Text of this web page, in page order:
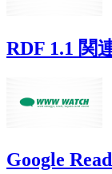
RDF 1.1 関
Google